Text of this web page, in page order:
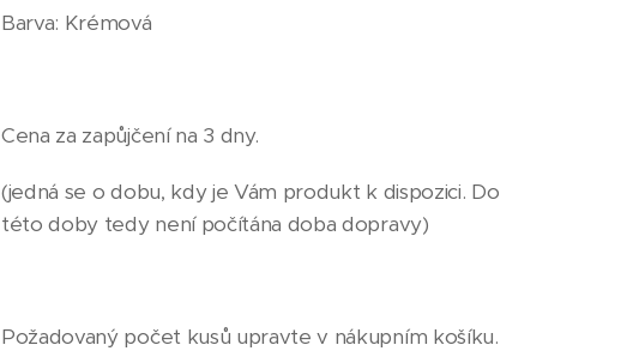
Barva: Krémová
Cena za zapůjčení na 3 dny.
(jedná se o dobu, kdy je Vám produkt k dispozici. Do
této doby tedy není počítána doba dopravy)
Požadovaný počet kusů upravte v nákupním košíku.